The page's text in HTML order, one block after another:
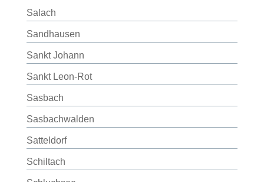
Salach
Sandhausen
Sankt Johann
Sankt Leon-Rot
Sasbach
Sasbachwalden
Satteldorf
Schiltach